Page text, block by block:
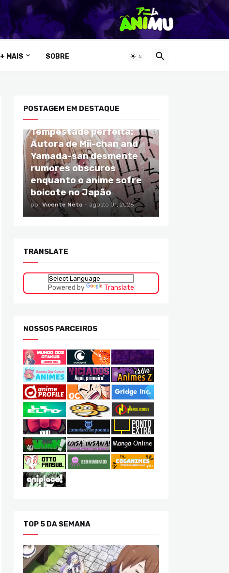
+ MAIS SOBRE
POSTAGEM EM DESTAQUE
Tempestade perfeita:
Autora de Mii-chan and
Yamada-san desmente
rumores obscuros
enquanto o anime sofre
boicote no Japão
por Vicente Neto - agosto 01, 2026
TRANSLATE
Powered by Translate
NOSSOS PARCEIROS
TOP 5 DA SEMANA